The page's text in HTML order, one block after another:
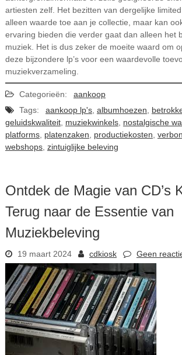
artiesten zelf. Het bezitten van dergelijke
alleen waarde toe aan je collectie, maar kan
ervaring bieden die verder gaat dan alleen het
muziek. Het is dus zeker de moeite waard om
deze bijzondere lp’s voor een waardevolle
muziekverzameling.
Categorieën:
aankoop
Tags:
aankoop lp's, albumhoezen
geluidskwaliteit, muziekwinkels, nostalgische
platforms, platenzaken productiekosten
webshops, zintuiglijke beleving
Ontdek de Magie van CD’s
Terug naar de Essentie van
Muziekbeleving
19 maart 2024 cdkiosk Geen